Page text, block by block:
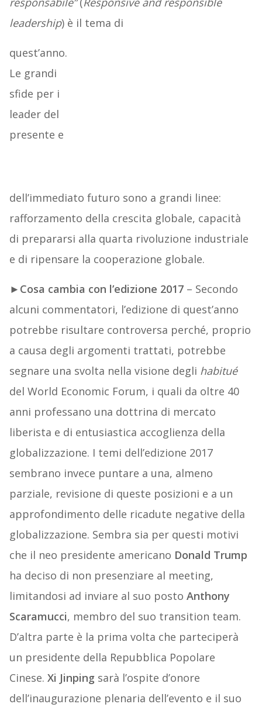
leadership) è il tema di
quest’anno.
Le grandi
sfide per i
leader del
presente e
dell’immediato futuro sono a grandi linee:
rafforzamento della crescita globale, capacità
di prepararsi alla quarta rivoluzione industriale
e di ripensare la cooperazione globale.
► Cosa cambia con l’edizione 2017– Secondo
alcuni commentatori, l’edizione di quest’anno
potrebbe risultare controversa perché, proprio
a causa degli argomenti trattati, potrebbe
segnare una svolta nella visione degli habitué
del World Economic Forum, i quali da oltre 40
anni professano una dottrina di mercato
liberista e di entusiastica accoglienza della
globalizzazione. I temi dell’edizione 2017
sembrano invece puntare a una, almeno
parziale, revisione di queste posizioni e a un
approfondimento delle ricadute negative della
globalizzazione. Sembra sia per questi motivi
che il neo presidente americano Donald Trump
ha deciso di non presenziare al meeting,
limitandosi ad inviare al suo posto Anthony
Scaramucci, membro del suo transition team.
D’altra parte è la prima volta che parteciperà
un presidente della Repubblica Popolare
Cinese. Xi Jinping sarà l’ospite d’onore
dell’inaugurazione plenaria dell’evento e il suo